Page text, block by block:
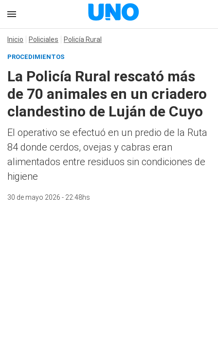
Inicio Policiales Policía Rural
PROCEDIMIENTOS
La Policía Rural rescató más
de 70 animales en un criadero
clandestino de Luján de Cuyo
El operativo se efectuó en un predio de la Ruta
84 donde cerdos, ovejas y cabras eran
alimentados entre residuos sin condiciones de
higiene
30 de mayo 2026 - 22:48hs